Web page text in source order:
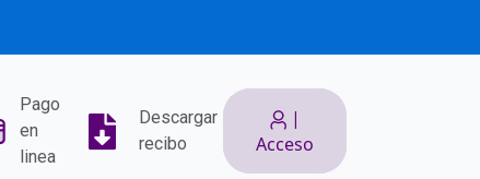
Pago
en
linea
Descargar
recibo
|
Acceso